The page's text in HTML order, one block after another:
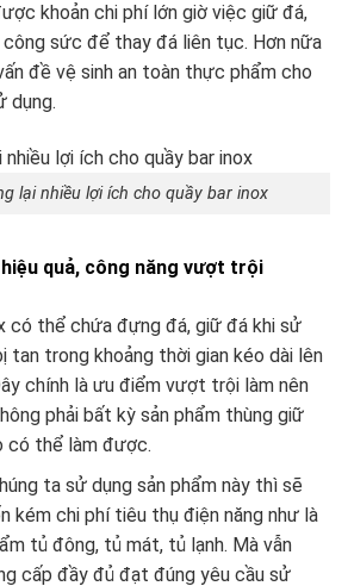
khoản chi phí lớn giờ việc giữ đá,
sức để thay đá liên tục. Hơn nữa
đề vệ sinh an toàn thực phẩm cho
dụng.
lại nhiều lợi ích cho quầy bar inox
quả, công năng vượt trội
có thể chứa đựng đá, giữ đá khi sử
tan trong khoảng thời gian kéo dài lên
chính là ưu điểm vượt trội làm nên
phải bất kỳ sản phẩm thùng giữ
có thể làm được.
ta sử dụng sản phẩm này thì sẽ
kém chi phí tiêu thụ điện năng như là
tủ đông, tủ mát, tủ lạnh. Mà vẫn
cấp đầy đủ đạt đúng yêu cầu sử